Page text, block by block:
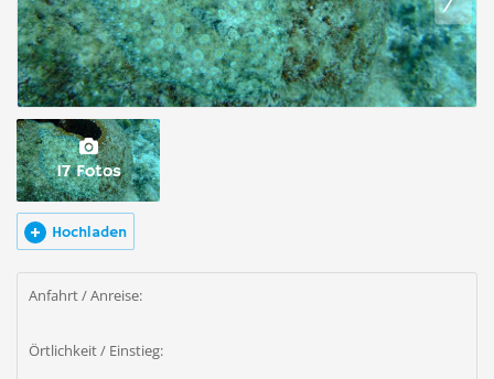
17 Fotos
Hochladen
Anfahrt / Anreise:
Örtlichkeit / Einstieg: